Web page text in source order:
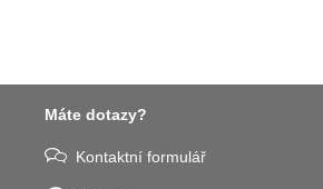
Máte dotazy?
Kontaktní formulář